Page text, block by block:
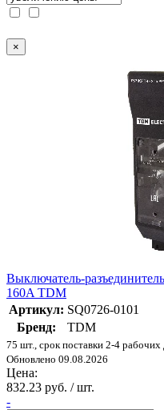
×
Выключатель-
160A TDM
Артикул: SQ0726-0101
Бренд:
TDM
75 шт., срок поставки 2-4 рабочих
Обновлено 09.08.2026
Цена:
832.23 руб. / шт.
-